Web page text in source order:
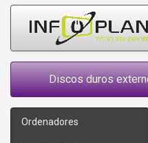
Discos duros
Ordenadores